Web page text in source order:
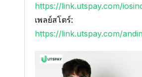
https://link.utspay.com/
เพลย์สโตร์:
https://link.utspay.com/